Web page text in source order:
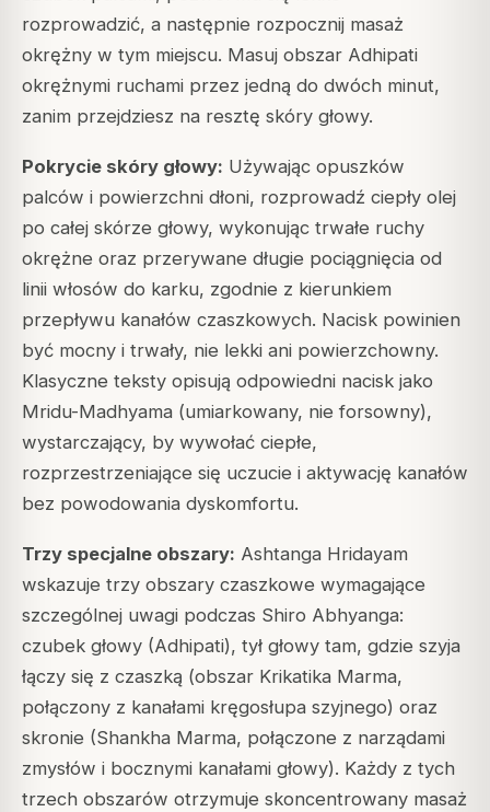
rozprowadzić, a następnie rozpocznij masaż
okrężny w tym miejscu. Masuj obszar Adhipati
okrężnymi ruchami przez jedną do dwóch minut,
zanim przejdziesz na resztę skóry głowy.
Pokrycie skóry głowy: Używając opuszków
palców i powierzchni dłoni, rozprowadź ciepły olej
po całej skórze głowy, wykonując trwałe ruchy
okrężne oraz przerywane długie pociągnięcia od
linii włosów do karku, zgodnie z kierunkiem
przepływu kanałów czaszkowych. Nacisk powinien
być mocny i trwały, nie lekki ani powierzchowny.
Klasyczne teksty opisują odpowiedni nacisk jako
Mridu-Madhyama (umiarkowany, nie forsowny),
wystarczający, by wywołać ciepłe,
rozprzestrzeniające się uczucie i aktywację kanałów
bez powodowania dyskomfortu.
Trzy specjalne obszary: Ashtanga Hridayam
wskazuje trzy obszary czaszkowe wymagające
szczególnej uwagi podczas Shiro Abhyanga:
czubek głowy (Adhipati), tył głowy tam, gdzie szyja
łączy się z czaszką (obszar Krikatika Marma,
połączony z kanałami kręgosłupa szyjnego) oraz
skronie (Shankha Marma, połączone z narządami
zmysłów i bocznymi kanałami głowy). Każdy z tych
trzech obszarów otrzymuje skoncentrowany masaż